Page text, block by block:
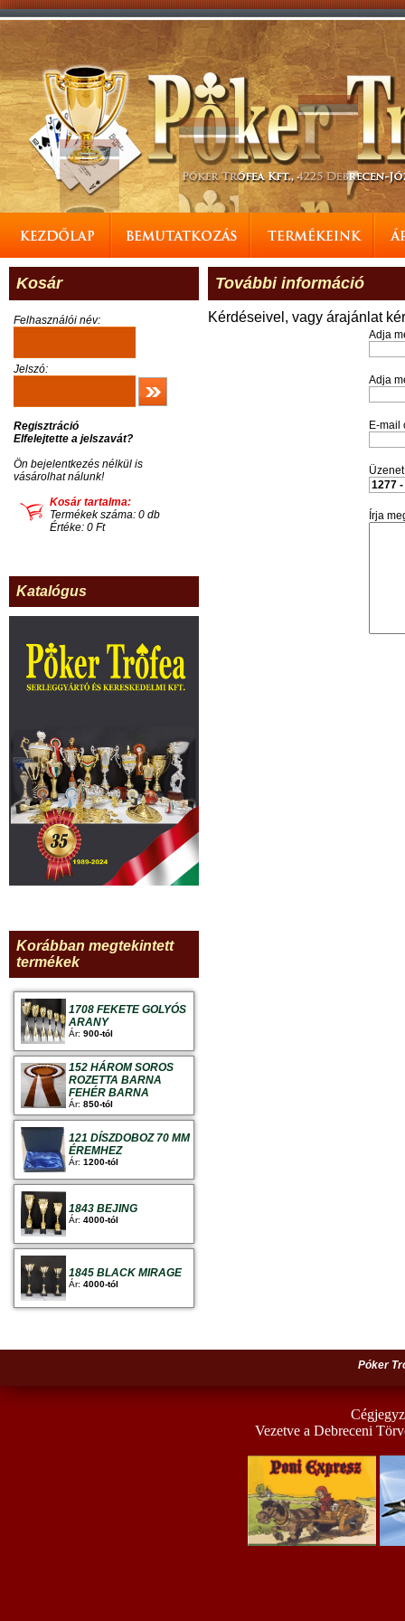
Kosár
Felhasználói név:
Jelszó:
Regisztráció
Elfelejtette a jelszavát?
Ön bejelentkezés nélkül is
vásárolhat nálunk!
Kosár tartalma:
Termékek száma: 0 db
Értéke: 0 Ft
Katalógus
Korábban megtekintett
termékek
1708 FEKETE GOLYÓS
ARANY
Ár: 900-tól
152 HÁROM SOROS
ROZETTA BARNA
FEHÉR BARNA
Ár: 850-tól
121 DÍSZDOBOZ 70 MM
ÉREMHEZ
Ár: 1200-tól
1843 BEJING
Ár: 4000-tól
1845 BLACK MIRAGE
Ár: 4000-tól
További információ
Kérdéseivel, vagy árajánlat
Adja
Adja
E-mail
Írja
Póker
Vezetve a Debreceni